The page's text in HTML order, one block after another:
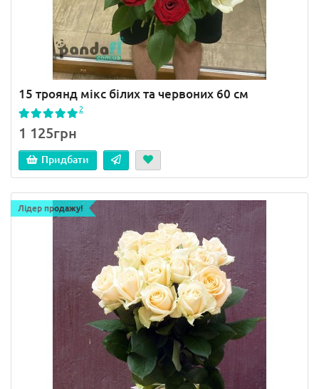
15 троянд мікс білих та червоних 60 см
2
1 125грн
Придбати
Лідер продажу!